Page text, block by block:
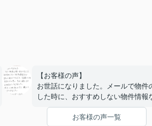
【お客様の声】
お世話になりました。メールで物件
した時に、おすすめしない物件情報
教えていただき、信頼できる会社だ
回購入までお世話になりました。何
お客様の声一覧